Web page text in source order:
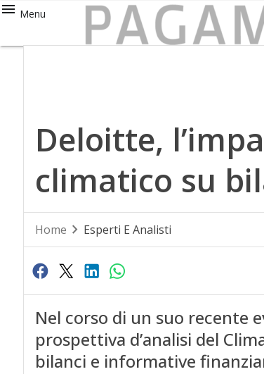
Menu
Deloitte,
climatico su
Home Esperti E Analisti
Nel corso di un suo recente
prospettiva d’analisi del
bilanci e informative